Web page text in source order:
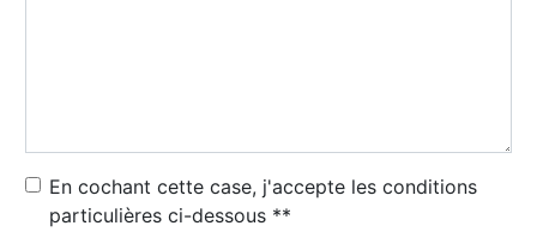
En cochant cette case, j'accepte les conditions
particulières ci-dessous **